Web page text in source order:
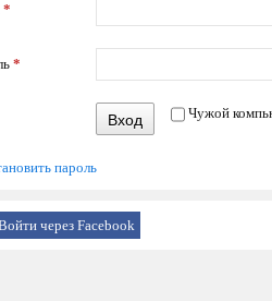
*
*
Вход Чужой
пароль
через Facebook